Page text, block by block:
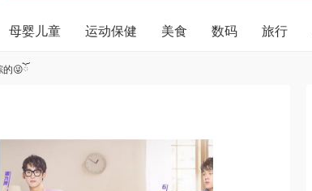
母婴儿童 运动保健 美食 数码 旅行
的😜ོ